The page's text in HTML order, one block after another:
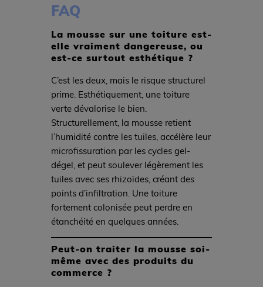
FAQ
La mousse sur une toiture est-
elle vraiment dangereuse, ou
est-ce surtout esthétique ?
C’est les deux, mais le risque structurel
prime. Esthétiquement, une toiture
verte dévalorise le bien.
Structurellement, la mousse retient
l’humidité contre les tuiles, accélère leur
microfissuration par les cycles gel-
dégel, et peut soulever légèrement les
tuiles avec ses rhizoïdes, créant des
points d’infiltration. Une toiture
fortement colonisée peut perdre en
étanchéité en quelques années.
Peut-on traiter la mousse soi-
même avec des produits du
commerce ?